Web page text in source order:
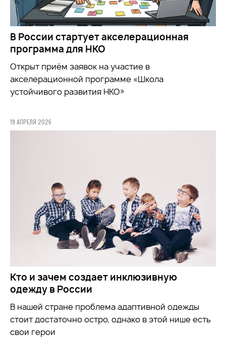
В России стартует акселерационная
программа для НКО
Открыт приём заявок на участие в
акселерационной программе «Школа
устойчивого развития НКО»
19 АПРЕЛЯ 2026
Кто и зачем создает инклюзивную
одежду в России
В нашей стране проблема адаптивной одежды
стоит достаточно остро, однако в этой нише есть
свои герои